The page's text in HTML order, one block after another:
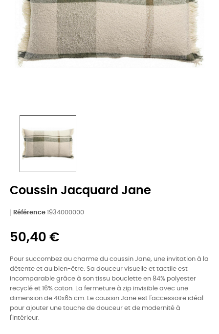
Coussin Jacquard Jane
Référence 1934000000
50,40 €
Pour succombez au charme du coussin Jane, une invitation à la
détente et au bien-être. Sa douceur visuelle et tactile est
incomparable grâce à son tissu bouclette en 84% polyester
recyclé et 16% coton. La fermeture à zip invisible avec une
dimension de 40x65 cm. Le coussin Jane est l'accessoire idéal
pour ajouter une touche de douceur et de modernité à
l'intérieur.